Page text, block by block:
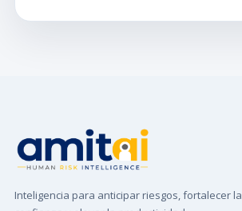
Inteligencia para anticipar riesgos, fortalecer la